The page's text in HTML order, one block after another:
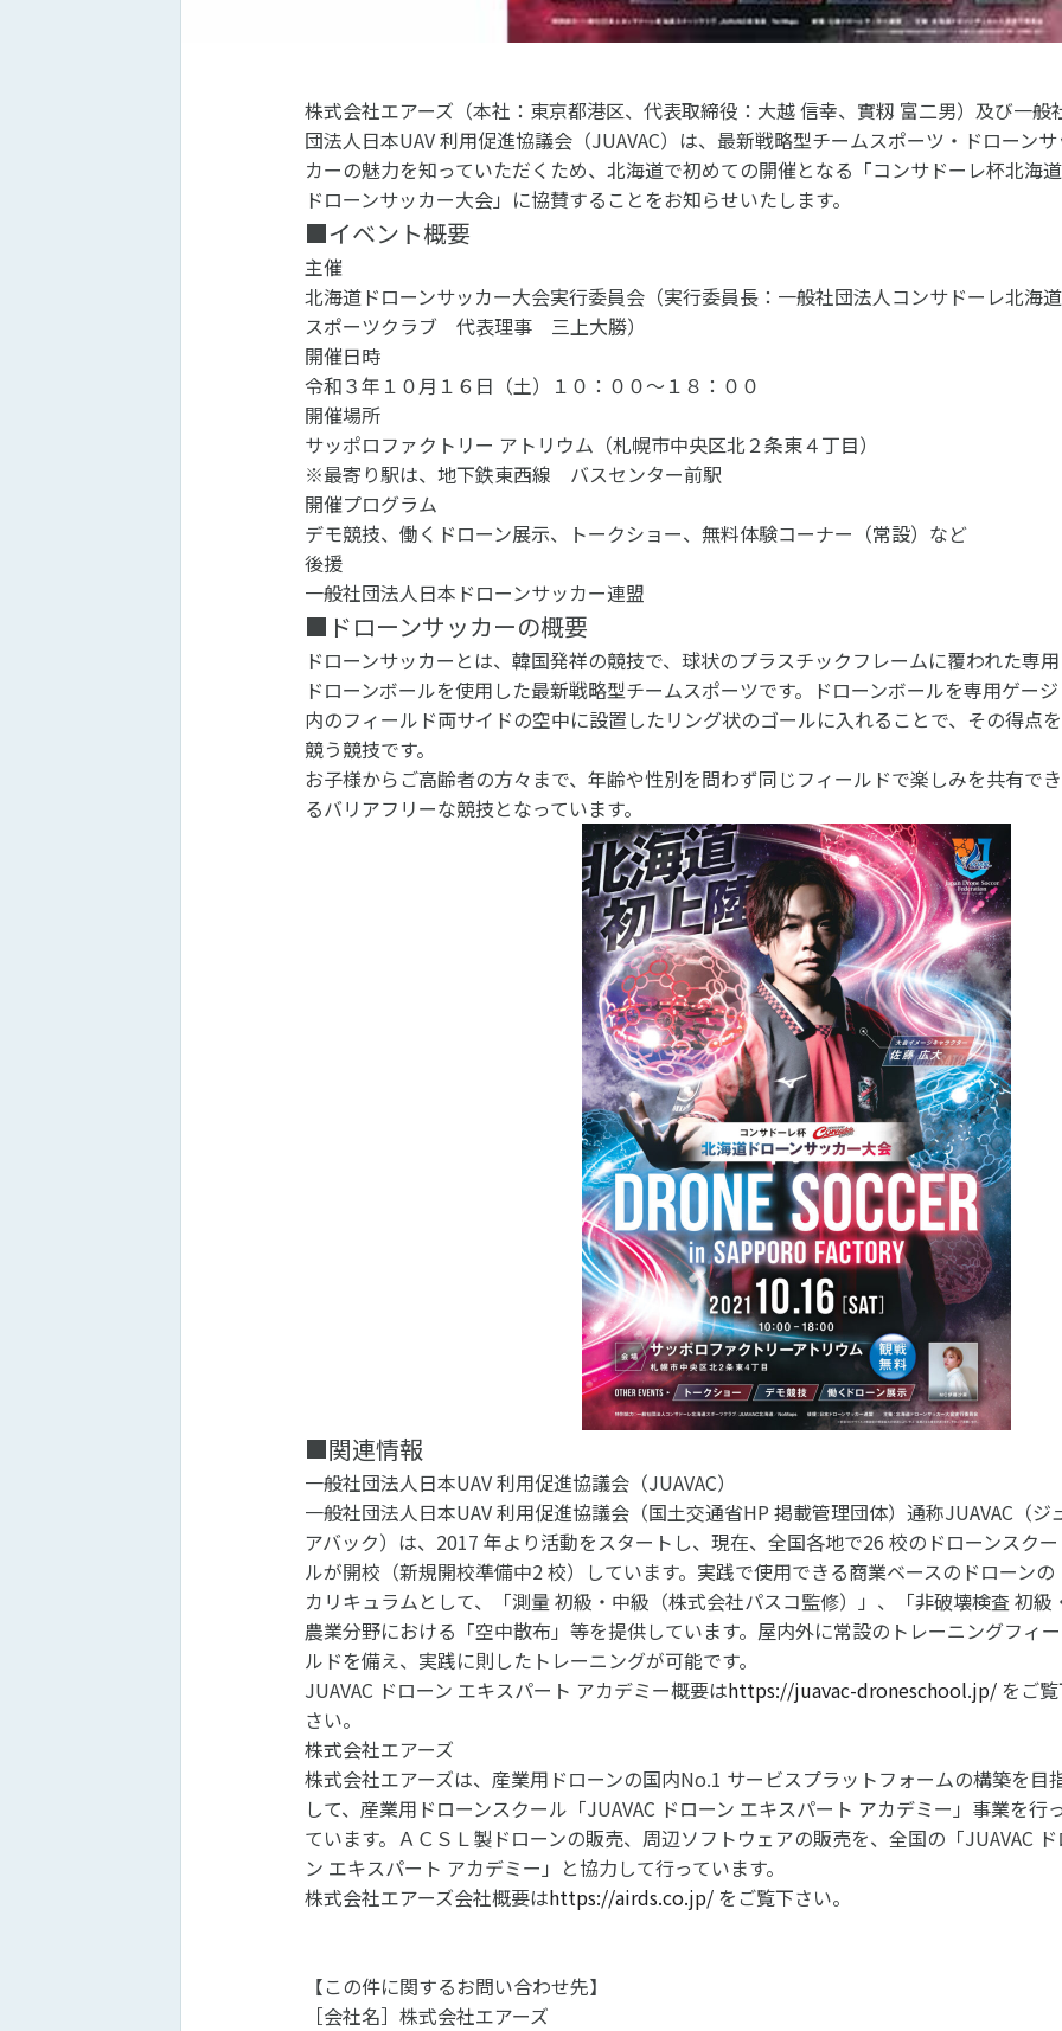
株式会社エアーズ（本社：東京都港区、代表取締役：大越 信幸、實籾 富二男）及び一般
団法人日本UAV 利用促進協議会（JUAVAC）は、最新戦略型チームスポーツ・ドローン
カーの魅力を知っていただくため、北海道で初めての開催となる「コンサドーレ杯北海道
ドローンサッカー大会」に協賛することをお知らせいたします。
■イベント概要
主催
北海道ドローンサッカー大会実行委員会（実行委員長：一般社団法人コンサドーレ北海道
スポーツクラブ 代表理事 三上大勝）
開催日時
令和３年１０月１６日（土）１０：００～１８：００
開催場所
サッポロファクトリー アトリウム（札幌市中央区北２条東４丁目）
※最寄り駅は、地下鉄東西線 バスセンター前駅
開催プログラム
デモ競技、働くドローン展示、トークショー、無料体験コーナー（常設）など
後援
一般社団法人日本ドローンサッカー連盟
■ドローンサッカーの概要
ドローンサッカーとは、韓国発祥の競技で、球状のプラスチックフレームに覆われた専用
ドローンボールを使用した最新戦略型チームスポーツです。ドローンボールを専用ゲージ
内のフィールド両サイドの空中に設置したリング状のゴールに入れることで、その得点を
競う競技です。
お子様からご高齢者の方々まで、年齢や性別を問わず同じフィールドで楽しみを共有でき
るバリアフリーな競技となっています。
■関連情報
一般社団法人日本UAV 利用促進協議会（JUAVAC）
一般社団法人日本UAV 利用促進協議会（国土交通省HP 掲載管理団体）通称JUAVAC（ジ
アバック）は、2017 年より活動をスタートし、現在、全国各地で26 校のドローンスクー
ルが開校（新規開校準備中2 校）しています。実践で使用できる商業ベースのドローンの
カリキュラムとして、「測量 初級・中級（株式会社パスコ監修）」、「非破壊検査 初級
農業分野における「空中散布」等を提供しています。屋内外に常設のトレーニングフィー
ルドを備え、実践に則したトレーニングが可能です。
JUAVAC ドローン エキスパート アカデミー概要はhttps://juavac-droneschool.jp/をご
さい。
株式会社エアーズ
株式会社エアーズは、産業用ドローンの国内No.1 サービスプラットフォームの構築を目
して、産業用ドローンスクール「JUAVAC ドローン エキスパート アカデミー」事業を行
ています。ＡＣＳＬ製ドローンの販売、周辺ソフトウェアの販売を、全国の「JUAVAC
ン エキスパート アカデミー」と協力して行っています。
株式会社エアーズ会社概要はhttps://airds.co.jp/をご覧下さい。
【この件に関するお問い合わせ先】
［会社名］株式会社エアーズ